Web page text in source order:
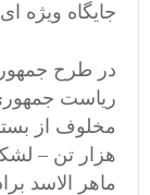
جایگاه ویژه
در طرح
ریاست
مخلوف از
هزار تن –
ماهر الاسد